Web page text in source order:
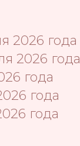
2026 года
2026 года
года
года
года